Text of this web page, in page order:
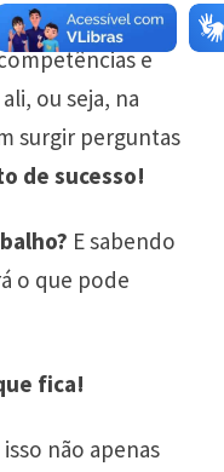
e a vaga,
e
ou seja, na
surgir perguntas
de sucesso!
E sabendo
o que pode
fica!
não apenas